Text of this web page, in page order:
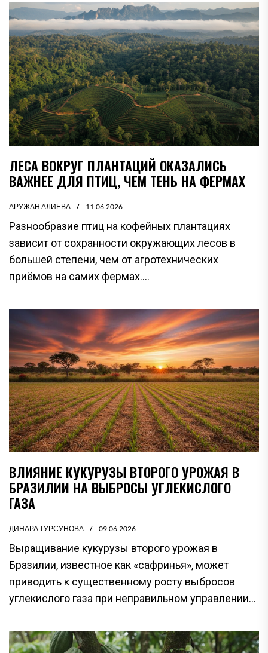
ЛЕСА ВОКРУГ ПЛАНТАЦИЙ ОКАЗАЛИСЬ
ВАЖНЕЕ ДЛЯ ПТИЦ, ЧЕМ ТЕНЬ НА ФЕРМАХ
АРУЖАН АЛИЕВА 11.06.2026
Разнообразие птиц на кофейных плантациях
зависит от сохранности окружающих лесов в
большей степени, чем от агротехнических
приёмов на самих фермах....
ВЛИЯНИЕ КУКУРУЗЫ ВТОРОГО УРОЖАЯ В
БРАЗИЛИИ НА ВЫБРОСЫ УГЛЕКИСЛОГО
ГАЗА
ДИНАРА ТУРСУНОВА 09.06.2026
Выращивание кукурузы второго урожая в
Бразилии, известное как «сафринья», может
приводить к существенному росту выбросов
углекислого газа при неправильном управлении...